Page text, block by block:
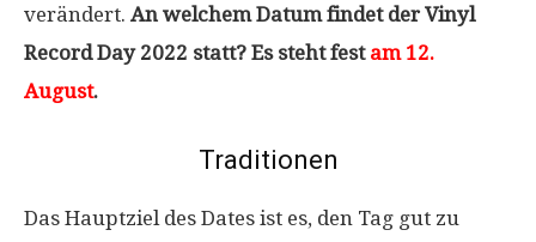
verändert. An welchem ​​Datum findet der Vinyl
Record Day 2022 statt? Es steht fest am 12.
August.
Traditionen
Das Hauptziel des Dates ist es, den Tag gut zu